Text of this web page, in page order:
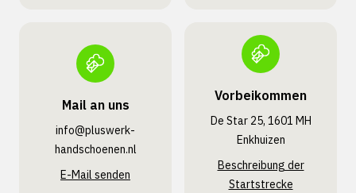
Mail an uns
info@pluswerk­
handschoenen.nl
E-Mail senden
Vorbeikommen
De Star 25, 1601 MH
Enkhuizen
Beschreibung der
Startstrecke